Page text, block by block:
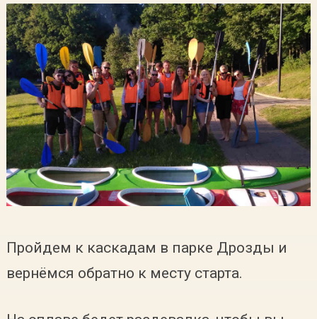
Пройдем к каскадам в парке Дрозды и
вернёмся обратно к месту старта.